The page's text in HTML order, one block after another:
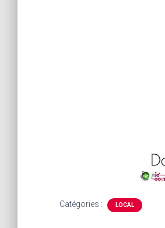
Catégories : LOCAL